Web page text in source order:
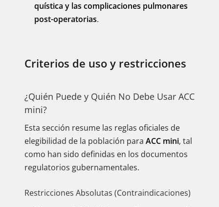
quística y las complicaciones pulmonares
post-operatorias.
Criterios de uso y restricciones
¿Quién Puede y Quién No Debe Usar ACC
mini?
Esta sección resume las reglas oficiales de
elegibilidad de la población para ACC mini, tal
como han sido definidas en los documentos
regulatorios gubernamentales.
Restricciones Absolutas (Contraindicaciones)